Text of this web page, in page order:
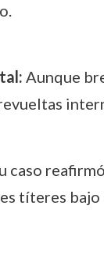
Aunque
caso
títeres